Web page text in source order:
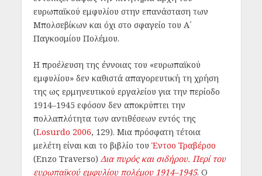
ευρωπαϊκού εμφυλίου στην επανάσταση των
Μπολσεβίκων και όχι στο σφαγείο του Α´
Παγκοσμίου Πολέμου.
Η προέλευση της έννοιας του «ευρωπαϊκού
εμφυλίου» δεν καθιστά απαγορευτική τη χρήση
της ως ερμηνευτικού εργαλείου για την περίοδο
1914–1945 εφόσον δεν αποκρύπτει την
πολλαπλότητα των αντιθέσεων εντός της
(Losurdo 2006, 129). Μια πρόσφατη τέτοια
μελέτη είναι και το βιβλίο τουΈντσο Τραβέρσο
(Enzo Traverso) Δια πυρός και σιδήρου. Περί του
ευρωπαϊκού εμφυλίου πολέμου 1914–1945. O